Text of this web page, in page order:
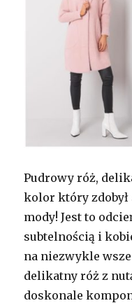
Pudrowy róż,
kolor który
mody! Jest to
subtelnością i
na niezwykle
delikatny róż z
doskonale